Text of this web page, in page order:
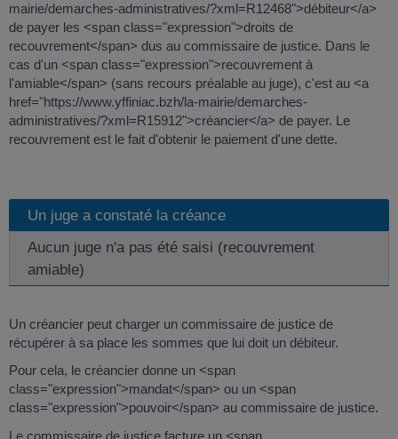
mairie/demarches-administratives/?xml=R12468">débiteur</a>
de payer les <span class="expression">droits de
recouvrement</span> dus au commissaire de justice. Dans le
cas d'un <span class="expression">recouvrement à
l'amiable</span> (sans recours préalable au juge), c'est au <a
href="https://www.yffiniac.bzh/la-mairie/demarches-
administratives/?xml=R15912">créancier</a> de payer. Le
recouvrement est le fait d'obtenir le paiement d'une dette.
Un juge a constaté la créance
Aucun juge n'a pas été saisi (recouvrement
amiable)
Un créancier peut charger un commissaire de justice de
récupérer à sa place les sommes que lui doit un débiteur.
Pour cela, le créancier donne un <span
class="expression">mandat</span> ou un <span
class="expression">pouvoir</span> au commissaire de justice.
Le commissaire de justice facture un <span